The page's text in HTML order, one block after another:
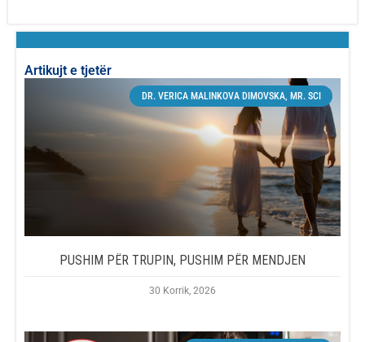
Artikujt e tjetër
DR. VERICA MALINKOVA DIMOVSKA, MR. SCI
PUSHIM PËR TRUPIN, PUSHIM PËR MENDJEN
30 Korrik, 2026